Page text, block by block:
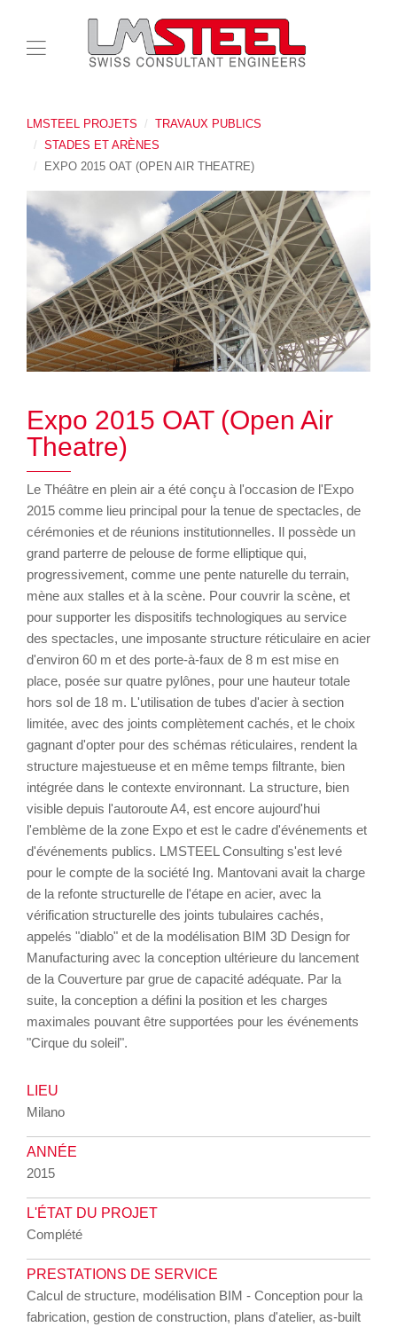
LMSTEEL PROJETS
TRAVAUX PUBLICS
STADES ET ARÈNES
EXPO 2015 OAT (OPEN AIR THEATRE)
Expo 2015 OAT (Open Air
Theatre)
Le Théâtre en plein air a été conçu à l'occasion de l'Expo
2015 comme lieu principal pour la tenue de spectacles, de
cérémonies et de réunions institutionnelles. Il possède un
grand parterre de pelouse de forme elliptique qui,
progressivement, comme une pente naturelle du terrain,
mène aux stalles et à la scène. Pour couvrir la scène, et
pour supporter les dispositifs technologiques au service
des spectacles, une imposante structure réticulaire en acier
d'environ 60 m et des porte-à-faux de 8 m est mise en
place, posée sur quatre pylônes, pour une hauteur totale
hors sol de 18 m. L'utilisation de tubes d'acier à section
limitée, avec des joints complètement cachés, et le choix
gagnant d'opter pour des schémas réticulaires, rendent la
structure majestueuse et en même temps filtrante, bien
intégrée dans le contexte environnant. La structure, bien
visible depuis l'autoroute A4, est encore aujourd'hui
l'emblème de la zone Expo et est le cadre d'événements et
d'événements publics. LMSTEEL Consulting s'est levé
pour le compte de la société Ing. Mantovani avait la charge
de la refonte structurelle de l'étape en acier, avec la
vérification structurelle des joints tubulaires cachés,
appelés "diablo" et de la modélisation BIM 3D Design for
Manufacturing avec la conception ultérieure du lancement
de la Couverture par grue de capacité adéquate. Par la
suite, la conception a défini la position et les charges
maximales pouvant être supportées pour les événements
"Cirque du soleil".
LIEU
Milano
ANNÉE
2015
L'ÉTAT DU PROJET
Complété
PRESTATIONS DE SERVICE
Calcul de structure, modélisation BIM - Conception pour la
fabrication, gestion de construction, plans d'atelier, as-built